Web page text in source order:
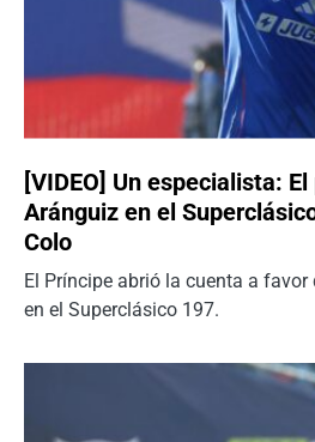
[VIDEO] Un especialista:
Aránguiz en el
Colo
El Príncipe abrió la cuenta a
en el Superclásico 197.